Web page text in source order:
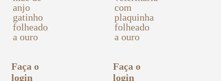
anjo
gatinho
folheado
a ouro
Faça o
login
com
plaquinha
folheado
a ouro
Faça o
login